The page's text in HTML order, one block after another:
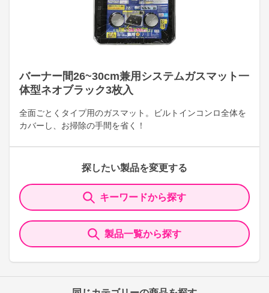
バーナー間26~30cm兼用システムガスマット一
体型ネオブラック3枚入
全面ごとくタイプ用のガスマット。ビルトインコンロ全体を
カバーし、お掃除の手間を省く！
探したい製品を変更する
キーワードから探す
製品一覧から探す